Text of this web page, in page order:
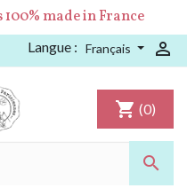
made in France
Langue : Français 

shopping_cart (0)